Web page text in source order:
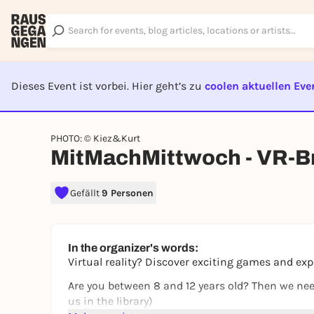
Dieses Event ist vorbei. Hier geht’s zu coolen aktuellen
PHOTO: © Kiez&Kurt
MitMachMittwoch - VR-
Gefällt9 Personen
In the organizer's words:
Virtual reality? Discover exciting games and
Are you between 8 and 12 years old? Then we
us in the library)